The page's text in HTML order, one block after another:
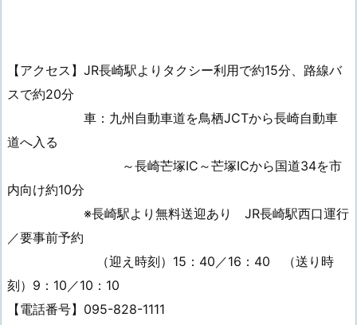
【アクセス】JR長崎駅よりタクシー利用で約15分、路線バ
スで約20分
車：九州自動車道を鳥栖JCTから長崎自動車
道へ入る
～長崎芒塚IC～芒塚ICから国道34を市
内向け約10分
※長崎駅より無料送迎あり JR長崎駅西口運行
／要事前予約
（迎え時刻）15：40／16：40 （送り時
刻）9：10／10：10
【電話番号】095-828-1111